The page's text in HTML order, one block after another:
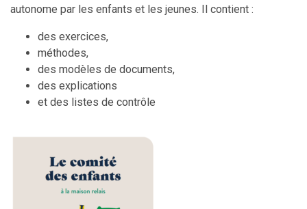
autonome par les enfants et les jeunes. Il contient :
des exercices,
méthodes,
des modèles de documents,
des explications
et des listes de contrôle